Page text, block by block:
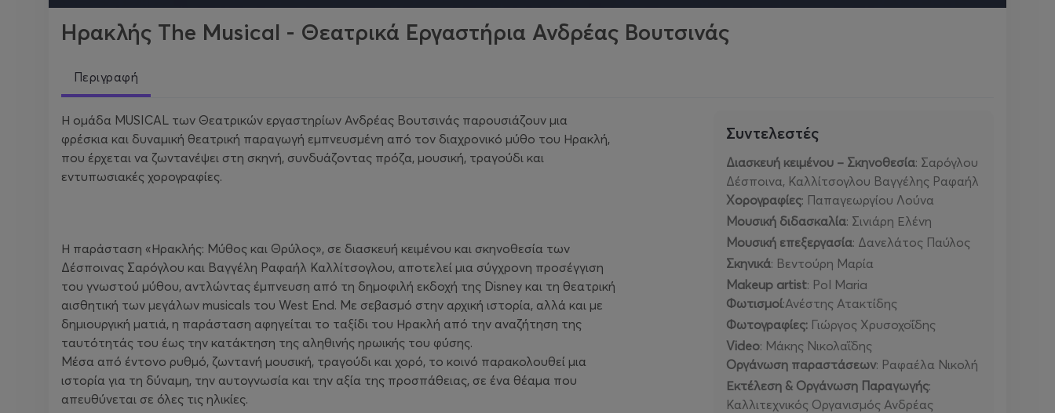
Ηρακλής The Musical - Θεατρικά Εργαστήρια Ανδρέας Βουτσινάς
Περιγραφή
Η ομάδα MUSICAL των Θεατρικών εργαστηρίων Ανδρέας Βουτσινάς παρουσιάζουν μια
φρέσκια και δυναμική θεατρική παραγωγή εμπνευσμένη από τον διαχρονικό μύθο του Ηρακλή,
που έρχεται να ζωντανέψει στη σκηνή, συνδυάζοντας πρόζα, μουσική, τραγούδι και
εντυπωσιακές χορογραφίες.
Η παράσταση «Ηρακλής: Μύθος και Θρύλος», σε διασκευή κειμένου και σκηνοθεσία των
Δέσποινας Σαρόγλου και Βαγγέλη Ραφαήλ Καλλίτσογλου, αποτελεί μια σύγχρονη προσέγγιση
του γνωστού μύθου, αντλώντας έμπνευση από τη δημοφιλή εκδοχή της Disney και τη θεατρική
αισθητική των μεγάλων musicals του West End. Με σεβασμό στην αρχική ιστορία, αλλά και με
δημιουργική ματιά, η παράσταση αφηγείται το ταξίδι του Ηρακλή από την αναζήτηση της
ταυτότητάς του έως την κατάκτηση της αληθινής ηρωικής του φύσης.
Μέσα από έντονο ρυθμό, ζωντανή μουσική, τραγούδι και χορό, το κοινό παρακολουθεί μια
ιστορία για τη δύναμη, την αυτογνωσία και την αξία της προσπάθειας, σε ένα θέαμα που
απευθύνεται σε όλες τις ηλικίες.
Συντελεστές
Διασκευή κειμένου – Σκηνοθεσία: Σαρόγλου
Δέσποινα, Καλλίτσογλου Βαγγέλης Ραφαήλ
Χορογραφίες: Παπαγεωργίου Λούνα
Μουσική διδασκαλία: Σινιάρη Ελένη
Μουσική επεξεργασία: Δανελάτος Παύλος
Σκηνικά: Βεντούρη Μαρία
Makeup artist: Pol Maria
Φωτισμοί:Ανέστης Ατακτίδης
Φωτογραφίες: Γιώργος Χρυσοχοΐδης
Video: Μάκης Νικολαΐδης
Οργάνωση παραστάσεων: Ραφαέλα Νικολή
Εκτέλεση & Οργάνωση Παραγωγής:
Καλλιτεχνικός Οργανισμός Ανδρέας